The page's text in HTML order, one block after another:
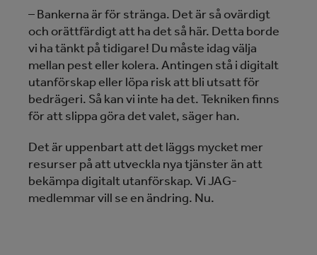
– Bankerna är för stränga. Det är så ovärdigt
och orättfärdigt att ha det så här. Detta borde
vi ha tänkt på tidigare! Du måste idag välja
mellan pest eller kolera. Antingen stå i digitalt
utanförskap eller löpa risk att bli utsatt för
bedrägeri. Så kan vi inte ha det. Tekniken finns
för att slippa göra det valet, säger han.
Det är uppenbart att det läggs mycket mer
resurser på att utveckla nya tjänster än att
bekämpa digitalt utanförskap. Vi JAG-
medlemmar vill se en ändring. Nu.